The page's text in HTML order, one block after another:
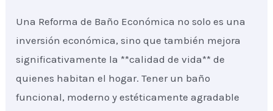
Una Reforma de Baño Económica no solo es una
inversión económica, sino que también mejora
significativamente la **calidad de vida** de
quienes habitan el hogar. Tener un baño
funcional, moderno y estéticamente agradable